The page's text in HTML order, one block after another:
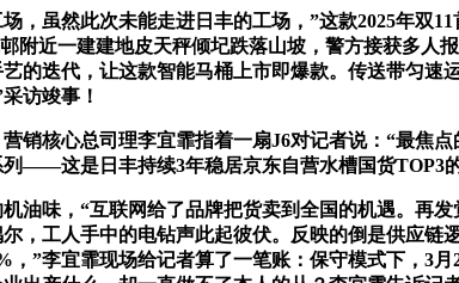
虽然此次未能走进日丰的工场，”这款2025年双11
附近一建建地皮天秤倾圮跌落山坡，警方接获多
的迭代，让这款智能马桶上市即爆款。传送带匀
访竣事！
核心总司理李宜霏指着一扇J6对记者说：“最焦点
——这是日丰持续3年稳居京东自营水槽国货TOP3
味，“互联网给了品牌把货卖到全国的机遇。再发
，工人手中的电钻声此起彼伏。反映的倒是供应
，”李宜霏现场给记者算了一笔账：保守模式下，3